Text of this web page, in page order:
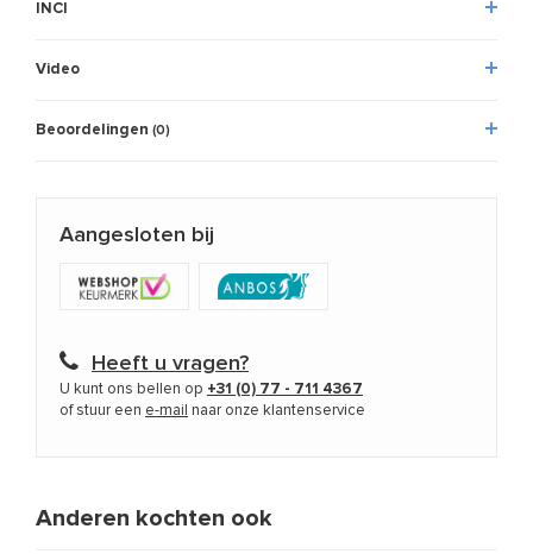
INCI
Video
Beoordelingen (0)
Aangesloten bij
Heeft u vragen?
U kunt ons bellen op +31 (0) 77 - 711 4367
of stuur een e-mail naar onze klantenservice
Anderen kochten ook